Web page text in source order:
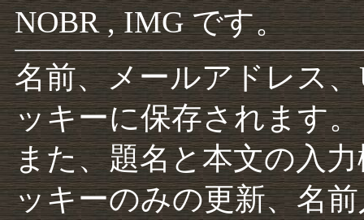
NOBR , IMG です。
名前、メールアドレス
ッキーに保存されます。
また、題名と本文の入
ッキーのみの更新、名